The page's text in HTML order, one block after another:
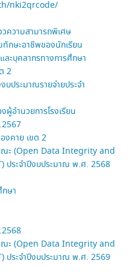
nki2qrcode/
ความสามารถพิเศษ
ทักษะอาชีพของนักเรียน
ะบุคลากรทางการศึกษา
2
บประมาณรายจ่ายประจำ
อำนวยการโรงเรียน
คาย เขต 2
ณะ (Open Data Integrity and
ระจำปีงบประมาณ พ.ศ. 2568
ษา
ณะ (Open Data Integrity and
ระจำปีงบประมาณ พ.ศ. 2569